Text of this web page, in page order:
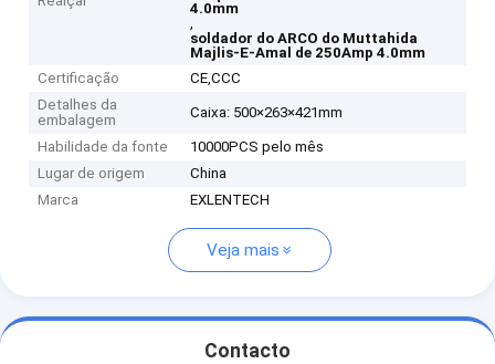
4.0mm
,
soldador do ARCO do Muttahida
Majlis-E-Amal de 250Amp 4.0mm
Certificação
CE,CCC
Detalhes da
embalagem
Caixa: 500×263×421mm
Habilidade da fonte
10000PCS pelo mês
Lugar de origem
China
Marca
EXLENTECH
Veja mais
Contacto